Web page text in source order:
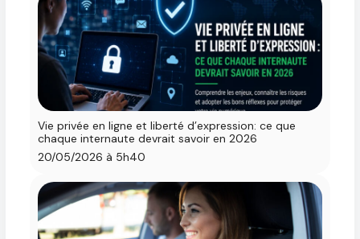
Vie privée en ligne et liberté d’expression: ce que
chaque internaute devrait savoir en 2026
20/05/2026 à 5h40